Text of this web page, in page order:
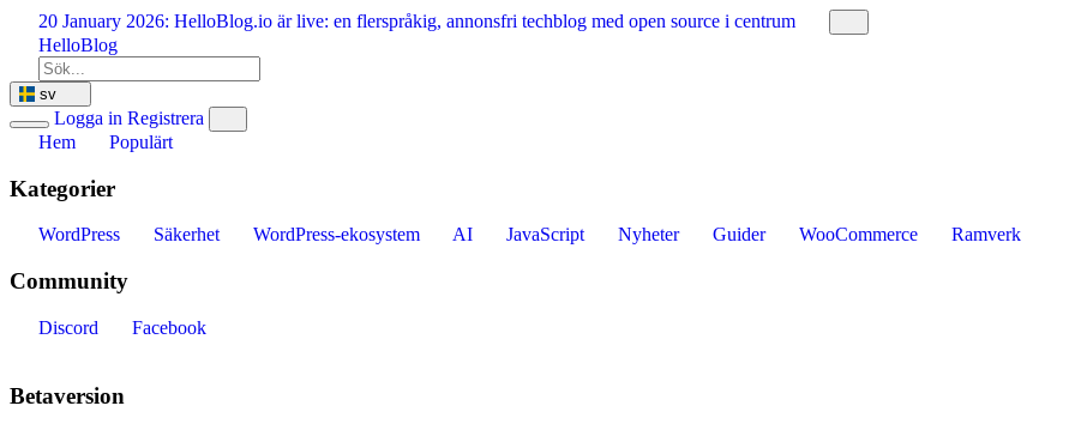
Hoppa
innehåll
20 January 2026: HelloBlog.io är live: en flerspråkig, annonsfri techblog med open source i centrum
HelloBlog
sv
Logga in Registrera
Hem
Populärt
Kategorier
WordPress Säkerhet WordPress-ekosystem AI JavaScript Nyheter Guider WooCommerce Ramverk
Community
Discord Facebook
Betaversion